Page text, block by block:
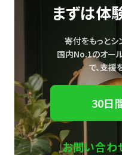
まずは体
寄付をもっとシ
国内No.1のオー
で、支援
30日
お問い合わ